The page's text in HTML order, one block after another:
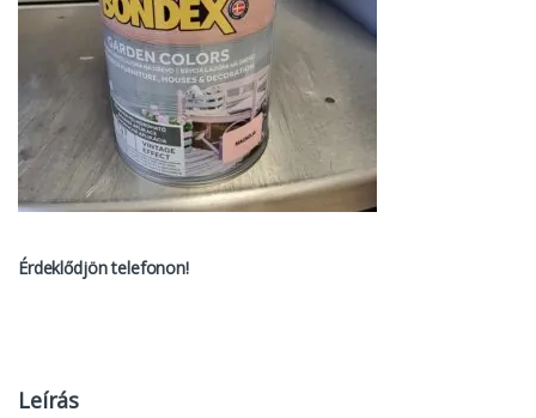
Érdeklődjön telefonon!
Leírás